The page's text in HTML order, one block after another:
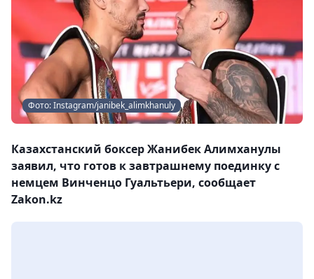
Фото: Instagram/janibek_alimkhanuly
Казахстанский боксер Жанибек Алимханулы
заявил, что готов к завтрашнему поединку с
немцем Винченцо Гуальтьери, сообщает
Zakon.kz